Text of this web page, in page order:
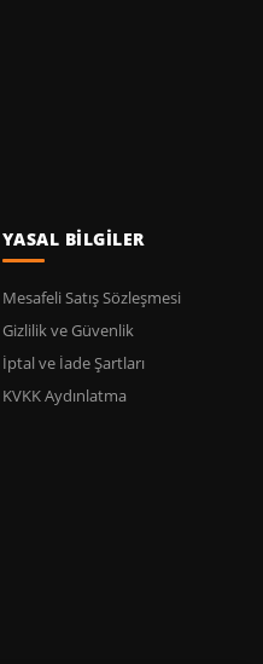
YASAL BİLGİLER
Mesafeli Satış Sözleşmesi
Gizlilik ve Güvenlik
İptal ve İade Şartları
KVKK Aydınlatma